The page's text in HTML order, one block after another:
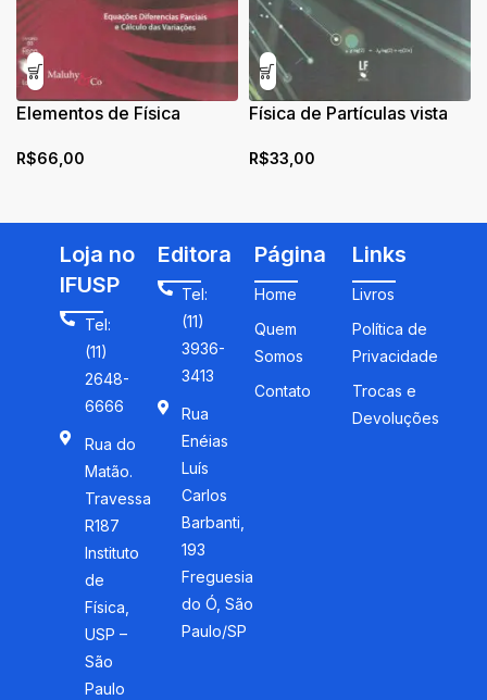
Elementos de Física
Diferenciais Parciais e
R$66,00
Física de Partículas vista
Fundamentais e Formação
R$33,00
Loja no
IFUSP
Tel:
(11)
2648-
6666
Rua do
Matão.
Travessa
R187
Instituto
de
Física,
USP –
São
Paulo
Editora
Tel:
(11)
3936-
3413
Rua
Enéias
Luís
Carlos
Barbanti,
193
Freguesia
do Ó, São
Paulo/SP
Página
Home
Quem
Somos
Contato
Links
Livros
Política de
Privacidade
Trocas e
Devoluções